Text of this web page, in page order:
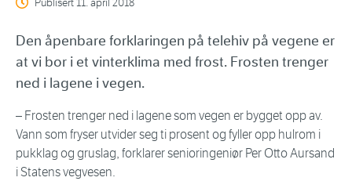
Publisert11. april 2018
Den åpenbare forklaringen på telehiv på vegene er
at vi bor i et vinterklima med frost. Frosten trenger
ned i lagene i vegen.
– Frosten trenger ned i lagene som vegen er bygget opp av.
Vann som fryser utvider seg ti prosent og fyller opp hulrom i
pukklag og gruslag, forklarer senioringeniør Per Otto Aursand
i Statens vegvesen.